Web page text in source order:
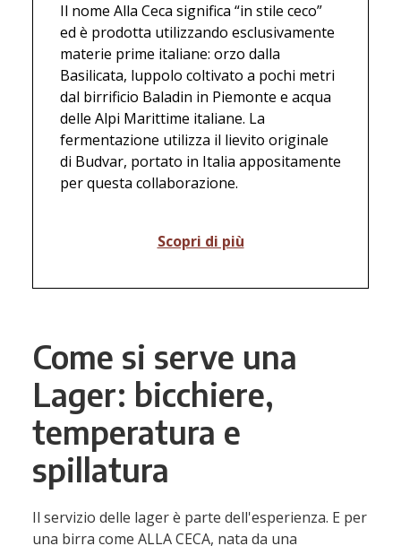
Il nome Alla Ceca significa “in stile ceco”
ed è prodotta utilizzando esclusivamente
materie prime italiane: orzo dalla
Basilicata, luppolo coltivato a pochi metri
dal birrificio Baladin in Piemonte e acqua
delle Alpi Marittime italiane. La
fermentazione utilizza il lievito originale
di Budvar, portato in Italia appositamente
per questa collaborazione.
Scopri di più
Come si serve una
Lager: bicchiere,
temperatura e
spillatura
Il servizio delle lager è parte dell'esperienza. E per
una birra come ALLA CECA, nata da una